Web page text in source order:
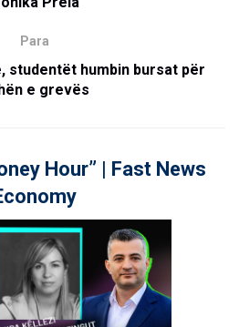
Para
studentët humbin bursat për
e grevës
Hour” | Fast News